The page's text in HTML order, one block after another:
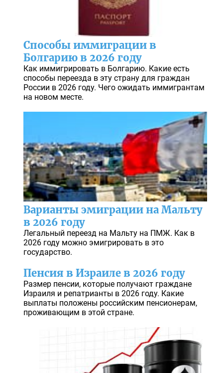
Способы иммиграции в
Болгарию в 2026 году
Как иммигрировать в Болгарию. Какие есть
способы переезда в эту страну для граждан
России в 2026 году. Чего ожидать иммигрантам
на новом месте.
Варианты эмиграции на Мальту
в 2026 году
Легальный переезд на Мальту на ПМЖ. Как в
2026 году можно эмигрировать в это
государство.
Пенсия в Израиле в 2026 году
Размер пенсии, которые получают граждане
Израиля и репатрианты в 2026 году. Какие
выплаты положены российским пенсионерам,
проживающим в этой стране.